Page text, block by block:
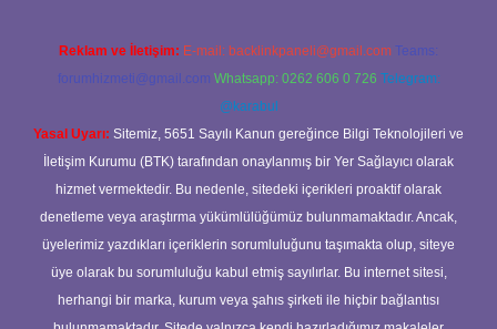
Reklam ve İletişim: E-mail: backlinkpaneli@gmail.com Teams:
forumhizmeti@gmail.com Whatsapp: 0262 606 0 726 Telegram:
@karabul
Yasal Uyarı: Sitemiz, 5651 Sayılı Kanun gereğince Bilgi Teknolojileri ve
İletişim Kurumu (BTK) tarafından onaylanmış bir Yer Sağlayıcı olarak
hizmet vermektedir. Bu nedenle, sitedeki içerikleri proaktif olarak
denetleme veya araştırma yükümlülüğümüz bulunmamaktadır. Ancak,
üyelerimiz yazdıkları içeriklerin sorumluluğunu taşımakta olup, siteye
üye olarak bu sorumluluğu kabul etmiş sayılırlar. Bu internet sitesi,
herhangi bir marka, kurum veya şahıs şirketi ile hiçbir bağlantısı